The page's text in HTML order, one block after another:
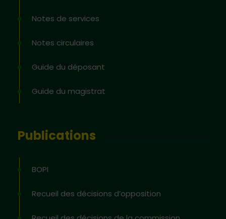
Notes de services
Notes circulaires
Guide du déposant
Guide du magistrat
Publications
BOPI
Recueil des décisions d’opposition